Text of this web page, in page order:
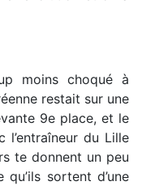
moins choqué à
restait sur une
9e place, et le
l’entraîneur du Lille
te donnent un peu
sortent d’une